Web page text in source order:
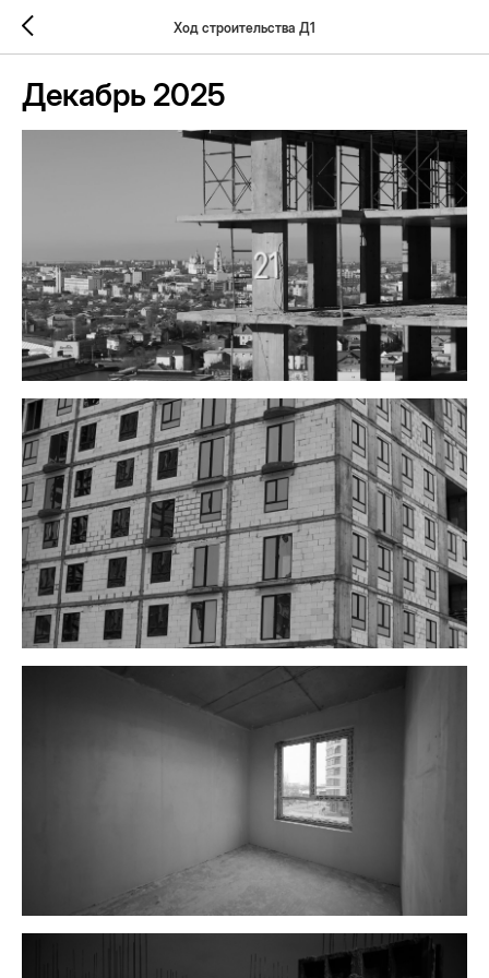
Ход строительства Д1
Декабрь 2025